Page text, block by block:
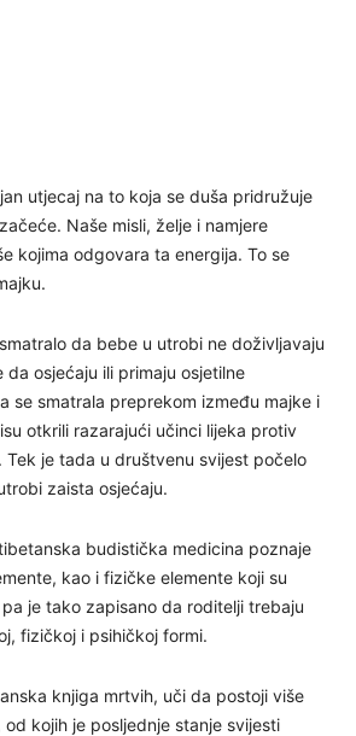
utjecaj na to koja se duša pridružuje
Naše misli, želje i namjere
kojima odgovara ta energija. To se
da bebe u utrobi ne doživljavaju
da osjećaju ili primaju osjetilne
se smatrala preprekom između majke i
otkrili razarajući učinci lijeka protiv
Tek je tada u društvenu svijest počelo
zaista osjećaju.
budistička medicina poznaje
kao i fizičke elemente koji su
je tako zapisano da roditelji trebaju
fizičkoj i psihičkoj formi.
knjiga mrtvih, uči da postoji više
kojih je posljednje stanje svijesti